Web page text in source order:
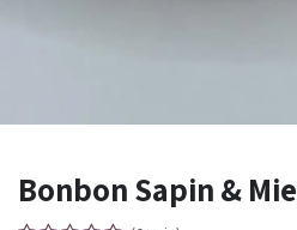
Bonbon Sapin &